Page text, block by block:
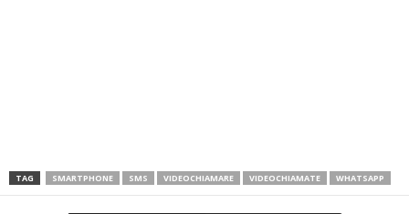
TAG SMARTPHONE SMS VIDEOCHIAMARE VIDEOCHIAMATE WHATSAPP